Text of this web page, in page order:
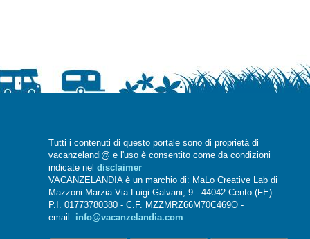
Tutti i contenuti di questo portale sono di proprietà di
vacanzelandi@ e l'uso è consentito come da condizioni
indicate nel disclaimer
VACANZELANDIA è un marchio di: MaLo Creative Lab di
Mazzoni Marzia Via Luigi Galvani, 9 - 44042 Cento (FE)
P.I. 01773780380 - C.F. MZZMRZ66M70C469O -
email: info@vacanzelandia.com